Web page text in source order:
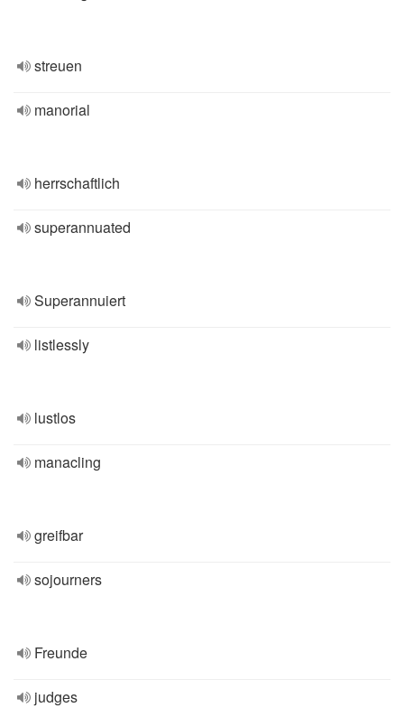
streuen
manorial
herrschaftlich
superannuated
Superannuiert
listlessly
lustlos
manacling
greifbar
sojourners
Freunde
judges